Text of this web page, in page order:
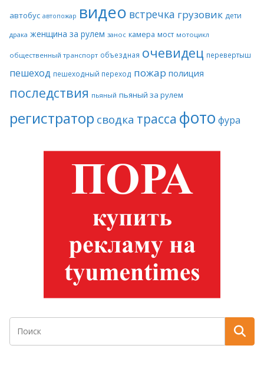
автобус автопожар видео встречка грузовик дети
драка женщина за рулем занос камера мост мотоцикл
общественный транспорт объездная очевидец перевертыш
пешеход пешеходный переход пожар полиция
последствия пьяный пьяный за рулем
регистратор сводка трасса фото фура